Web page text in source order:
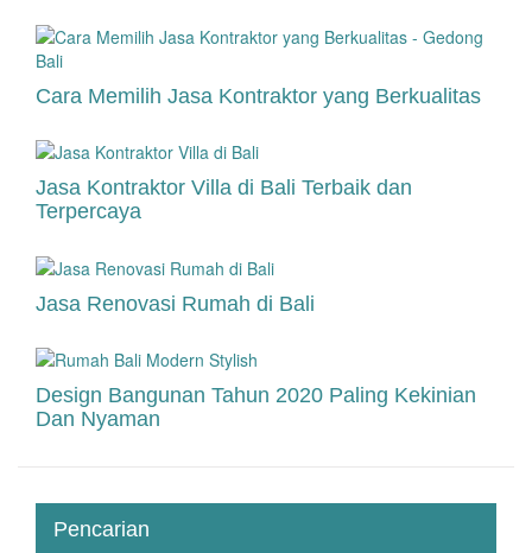
Cara Memilih Jasa Kontraktor yang Berkualitas
Jasa Kontraktor Villa di Bali Terbaik dan
Terpercaya
Jasa Renovasi Rumah di Bali
Design Bangunan Tahun 2020 Paling Kekinian
Dan Nyaman
Pencarian